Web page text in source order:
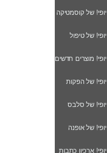
יופי! של קוסמטיקה
יופי! של טיפול
יופי! מוצרים חדשים
יופי! של הפקות
יופי! של סלבס
יופי! של אופנה
יופי! ארכיון כתבות